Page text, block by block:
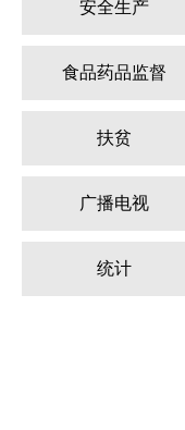
安全生产
食品药品监督
扶贫
广播电视
统计